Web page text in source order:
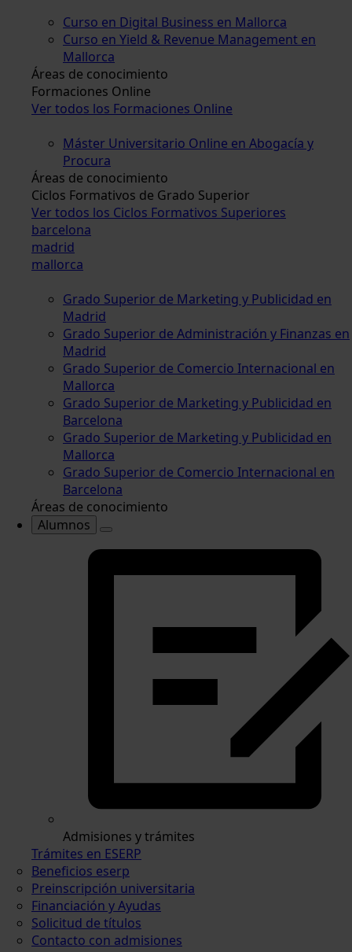
Curso en Digital Business en Mallorca
Curso en Yield & Revenue Management en
Mallorca
Áreas de conocimiento
Formaciones Online
Ver todos los Formaciones Online
Máster Universitario Online en Abogacía y
Procura
Áreas de conocimiento
Ciclos Formativos de Grado Superior
Ver todos los Ciclos Formativos Superiores
barcelona
madrid
mallorca
Grado Superior de Marketing y Publicidad en
Madrid
Grado Superior de Administración y Finanzas en
Madrid
Grado Superior de Comercio Internacional en
Mallorca
Grado Superior de Marketing y Publicidad en
Barcelona
Grado Superior de Marketing y Publicidad en
Mallorca
Grado Superior de Comercio Internacional en
Barcelona
Áreas de conocimiento
Alumnos
Admisiones y trámites
Trámites en ESERP
Beneficios eserp
Preinscripción universitaria
Financiación y Ayudas
Solicitud de títulos
Contacto con admisiones